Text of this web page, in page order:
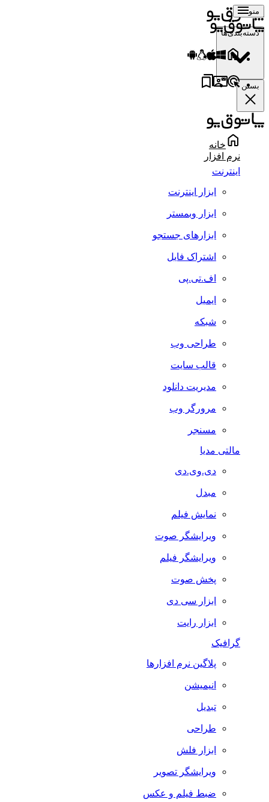
منو
دسته‌بندی‌ها
بستن
خانه
نرم افزار
اینترنت
ابزار اینترنت
ابزار وبمستر
ابزارهای جستجو
اشتراک فایل
اف.تی.پی
ایمیل
شبکه
طراحی وب
قالب سایت
مدیریت دانلود
مرورگر وب
مسنجر
مالتی مدیا
دی.وی.دی
مبدل
نمایش فیلم
ویرایشگر صوت
ویرایشگر فیلم
پخش صوت
ابزار سی دی
ابزار رایت
گرافیک
پلاگین نرم افزارها
انیمیشن
تبدیل
طراحی
ابزار فلش
ویرایشگر تصویر
ضبط فيلم و عكس